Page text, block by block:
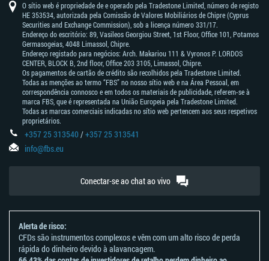
O sítio web é propriedade de e operado pela Tradestone Limited, número de registo
HE 353534, autorizada pela Comissão de Valores Mobiliários de Chipre (Cyprus
Securities and Exchange Commission), sob a licença número 331/17.
Endereço do escritório: 89, Vasileos Georgiou Street, 1st Floor, Office 101, Potamos
Germasogeias, 4048 Limassol, Chipre.
Endereço registado para negócios: Arch. Makariou 111 & Vyronos Р. LORDOS
CENTER, BLOCK В, 2nd floor, Office 203 3105, Limassol, Chipre.
Os pagamentos de cartão de crédito são recolhidos pela Tradestone Limited.
Todas as menções ao termo “FBS” no nosso sítio web e na Área Pessoal, em
correspondência connosco e em todos os materiais de publicidade, referem-se à
marca FBS, que é representada na União Europeia pela Tradestone Limited.
Todas as marcas comerciais indicadas no sítio web pertencem aos seus respetivos
proprietários.
+357 25 313540/+357 25 313541
info@fbs.eu
Conectar-se ao chat ao vivo
Alerta de risco:
CFDs são instrumentos complexos e vêm com um alto risco de perda
rápida do dinheiro devido à alavancagem.